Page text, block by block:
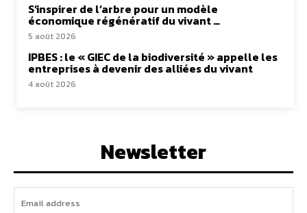
S’inspirer de l’arbre pour un modèle
économique régénératif du vivant …
5 août 2026
IPBES : le « GIEC de la biodiversité » appelle les
entreprises à devenir des alliées du vivant
4 août 2026
Newsletter